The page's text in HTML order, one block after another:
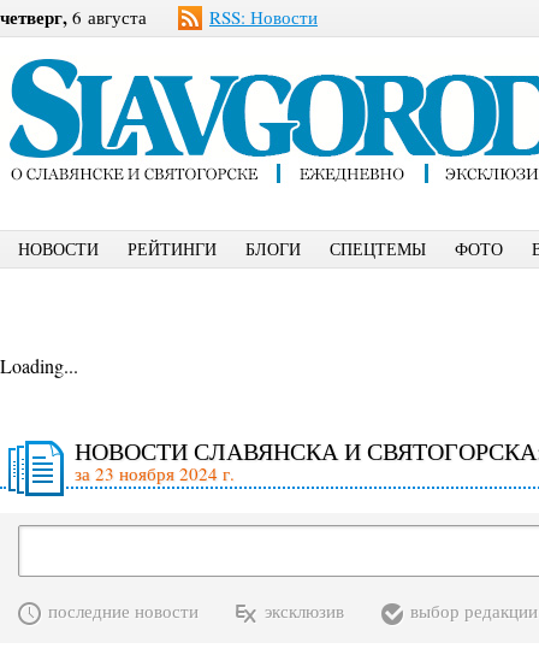
четверг, 6 августа RSS: Новости
НОВОСТИ РЕЙТИНГИ БЛОГИ СПЕЦТЕМЫ ФОТО
Loading...
НОВОСТИ СЛАВЯНСКА И
за 23 ноября 2024 г.
последние новости эксклюзив выбор редакции